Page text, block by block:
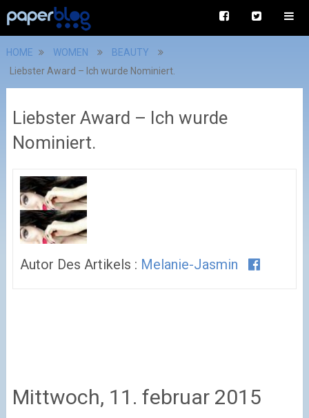
HOME WOMEN
BEAUTY
Liebster Award – Ich wurde Nominiert.
Liebster Award – Ich wurde
Nominiert.
Autor Des Artikels : Melanie-Jasmin
Mittwoch, 11. februar 2015